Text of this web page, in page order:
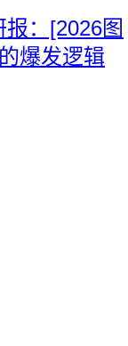
：[2026图
爆发逻辑